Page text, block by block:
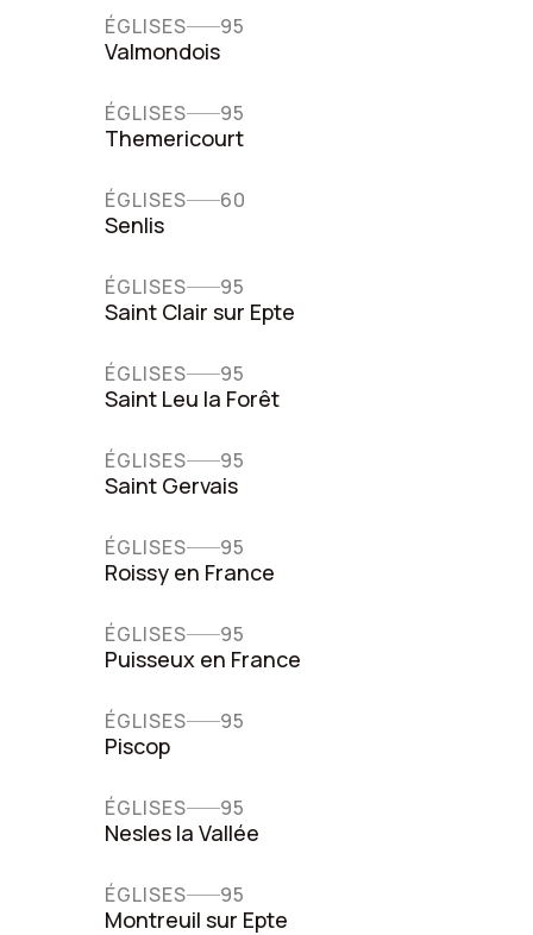
ÉGLISES 95
Valmondois
ÉGLISES 95
Themericourt
ÉGLISES 60
Senlis
ÉGLISES 95
Saint Clair sur Epte
ÉGLISES 95
Saint Leu la Forêt
ÉGLISES 95
Saint Gervais
ÉGLISES 95
Roissy en France
ÉGLISES 95
Puisseux en France
ÉGLISES 95
Piscop
ÉGLISES 95
Nesles la Vallée
ÉGLISES 95
Montreuil sur Epte